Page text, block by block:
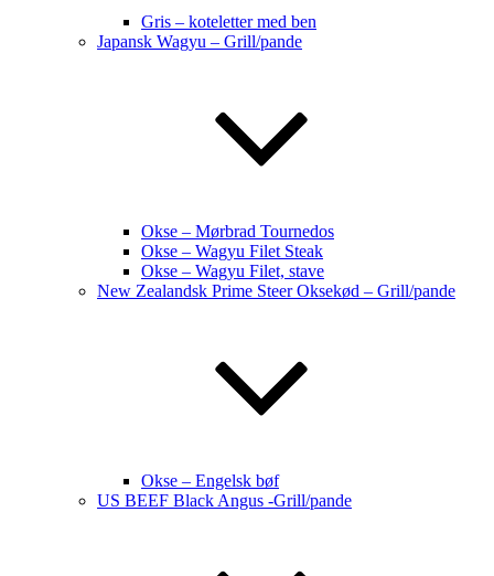
Gris – koteletter med ben
Japansk Wagyu – Grill/pande
Okse – Mørbrad Tournedos
Okse – Wagyu Filet Steak
Okse – Wagyu Filet, stave
New Zealandsk Prime Steer Oksekød – Grill/pande
Okse – Engelsk bøf
US BEEF Black Angus -Grill/pande